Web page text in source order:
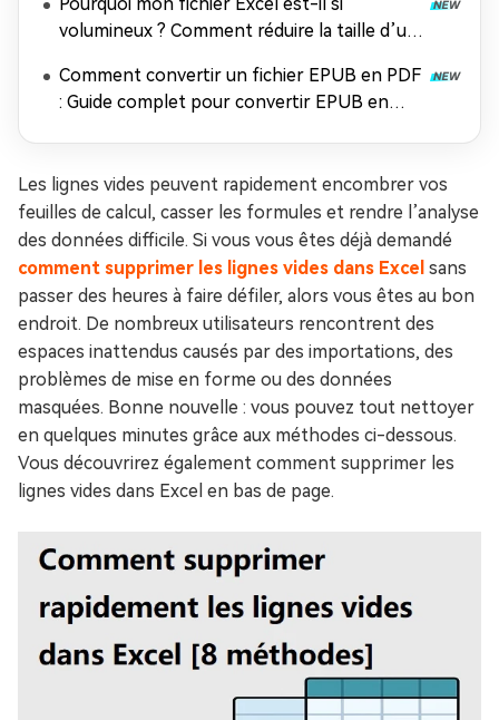
volumineux ? Comment réduire la taille d’un
Comment convertir un fichier EPUB en PDF
: Guide complet pour convertir EPUB en
Les lignes vides peuvent rapidement encombrer vos
feuilles de calcul, casser les formules et rendre l’analyse
des données difficile. Si vous vous êtes déjà demandé
comment supprimer les lignes vides dans Excel sans
passer des heures à faire défiler, alors vous êtes au bon
endroit. De nombreux utilisateurs rencontrent des
espaces inattendus causés par des importations, des
problèmes de mise en forme ou des données
masquées. Bonne nouvelle : vous pouvez tout nettoyer
en quelques minutes grâce aux méthodes ci-dessous.
Vous découvrirez également comment supprimer les
lignes vides dans Excel en bas de page.